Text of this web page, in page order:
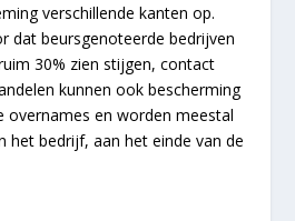
verschillende kanten op.
dat beursgenoteerde bedrijven
30% zien stijgen, contact
kunnen ook bescherming
overnames en worden meestal
het bedrijf, aan het einde van de